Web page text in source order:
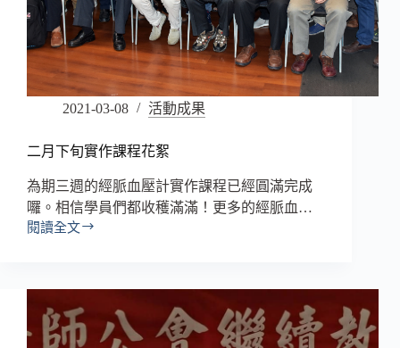
2021-03-08 活動成果
二月下旬實作課程花絮
為期三週的經脈血壓計實作課程已經圓滿完成
囉。相信學員們都收穫滿滿！更多的經脈血…
閱讀全文